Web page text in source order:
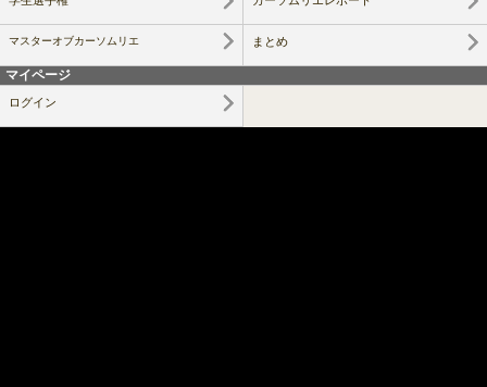
マスターオブカーソムリエ まとめ
マイページ
ログイン